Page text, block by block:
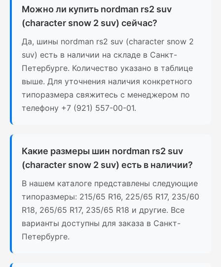
Можно ли купить nordman rs2 suv
(character snow 2 suv) сейчас?
Да, шины nordman rs2 suv (character snow 2
suv) есть в наличии на складе в Санкт-
Петербурге. Количество указано в таблице
выше. Для уточнения наличия конкретного
типоразмера свяжитесь с менеджером по
телефону +7 (921) 557-00-01.
Какие размеры шин nordman rs2 suv
(character snow 2 suv) есть в наличии?
В нашем каталоге представлены следующие
типоразмеры: 215/65 R16, 225/65 R17, 235/60
R18, 265/65 R17, 235/65 R18 и другие. Все
варианты доступны для заказа в Санкт-
Петербурге.